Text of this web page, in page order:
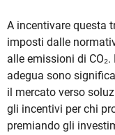
A incentivare questa
imposti dalle
alle emissioni di
adegua sono
il mercato verso
gli incentivi per chi
premiando gli